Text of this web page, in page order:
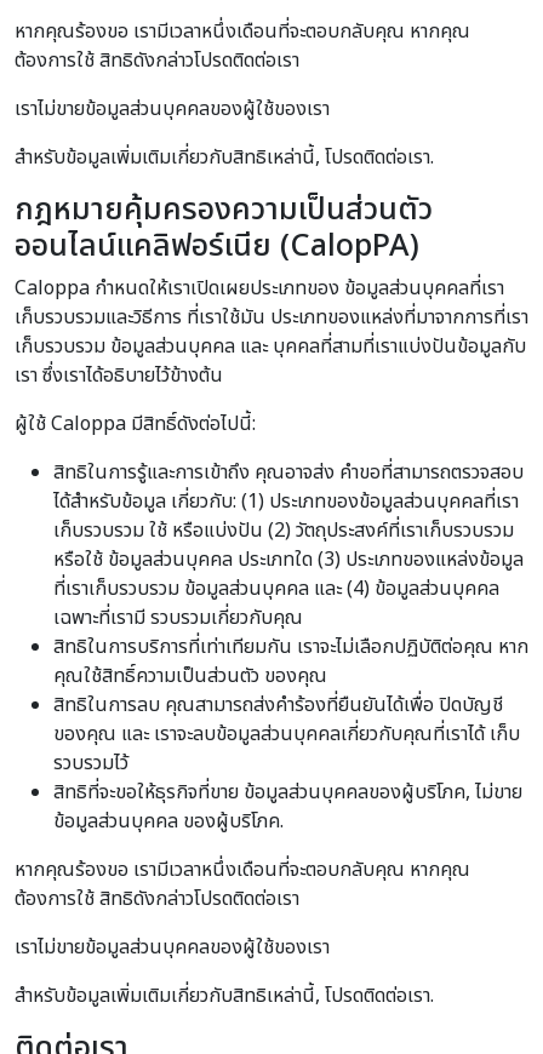
หากคุณร้องขอ เรามีเวลาหนึ่งเดือนที่จะตอบกลับคุณ หากคุณ
ต้องการใช้ สิทธิดังกล่าวโปรดติดต่อเรา
เราไม่ขายข้อมูลส่วนบุคคลของผู้ใช้ของเรา
สำหรับข้อมูลเพิ่มเติมเกี่ยวกับสิทธิเหล่านี้, โปรดติดต่อเรา.
กฎหมายคุ้มครองความเป็นส่วนตัว
ออนไลน์แคลิฟอร์เนีย (CalopPA)
Caloppa กำหนดให้เราเปิดเผยประเภทของ ข้อมูลส่วนบุคคลที่เรา
เก็บรวบรวมและวิธีการ ที่เราใช้มัน ประเภทของแหล่งที่มาจากการที่เรา
เก็บรวบรวม ข้อมูลส่วนบุคคล และ บุคคลที่สามที่เราแบ่งปันข้อมูลกับ
เรา ซึ่งเราได้อธิบายไว้ข้างต้น
ผู้ใช้ Caloppa มีสิทธิ์ดังต่อไปนี้:
สิทธิในการรู้และการเข้าถึง คุณอาจส่ง คำขอที่สามารถตรวจสอบ
ได้สำหรับข้อมูล เกี่ยวกับ: (1) ประเภทของข้อมูลส่วนบุคคลที่เรา
เก็บรวบรวม ใช้ หรือแบ่งปัน (2) วัตถุประสงค์ที่เราเก็บรวบรวม
หรือใช้ ข้อมูลส่วนบุคคล ประเภทใด (3) ประเภทของแหล่งข้อมูล
ที่เราเก็บรวบรวม ข้อมูลส่วนบุคคล และ (4) ข้อมูลส่วนบุคคล
เฉพาะที่เรามี รวบรวมเกี่ยวกับคุณ
สิทธิในการบริการที่เท่าเทียมกัน เราจะไม่เลือกปฏิบัติต่อคุณ หาก
คุณใช้สิทธิ์ความเป็นส่วนตัว ของคุณ
สิทธิในการลบ คุณสามารถส่งคำร้องที่ยืนยันได้เพื่อ ปิดบัญชี
ของคุณ และ เราจะลบข้อมูลส่วนบุคคลเกี่ยวกับคุณที่เราได้ เก็บ
รวบรวมไว้
สิทธิที่จะขอให้ธุรกิจที่ขาย ข้อมูลส่วนบุคคลของผู้บริโภค, ไม่ขาย
ข้อมูลส่วนบุคคล ของผู้บริโภค.
หากคุณร้องขอ เรามีเวลาหนึ่งเดือนที่จะตอบกลับคุณ หากคุณ
ต้องการใช้ สิทธิดังกล่าวโปรดติดต่อเรา
เราไม่ขายข้อมูลส่วนบุคคลของผู้ใช้ของเรา
สำหรับข้อมูลเพิ่มเติมเกี่ยวกับสิทธิเหล่านี้, โปรดติดต่อเรา.